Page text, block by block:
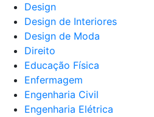
Design
Design de Interiores
Design de Moda
Direito
Educação Física
Enfermagem
Engenharia Civil
Engenharia Elétrica